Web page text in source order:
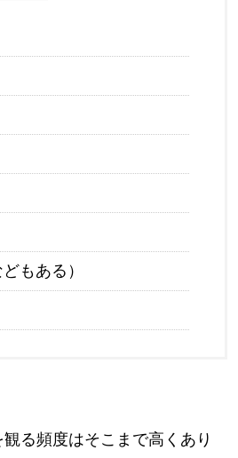
もある）
る頻度はそこまで高くあり